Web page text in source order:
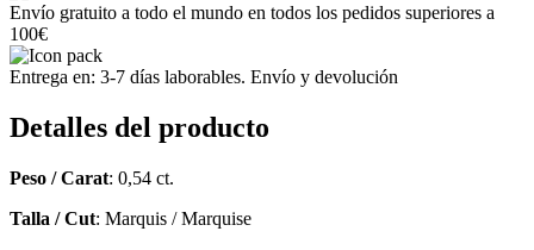
Envío gratuito a todo el mundo en todos los pedidos superiores a
100€
Entrega en: 3-7 días laborables. Envío y devolución
Detalles del producto
Peso / Carat: 0,54 ct.
Talla / Cut: Marquis / Marquise